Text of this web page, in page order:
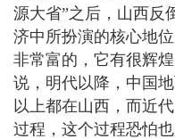
源大省”之后，山西反
济中所扮演的核心地
非常富的，它有很辉
说，明代以降，中国
以上都在山西，而近
过程，这个过程恐怕也